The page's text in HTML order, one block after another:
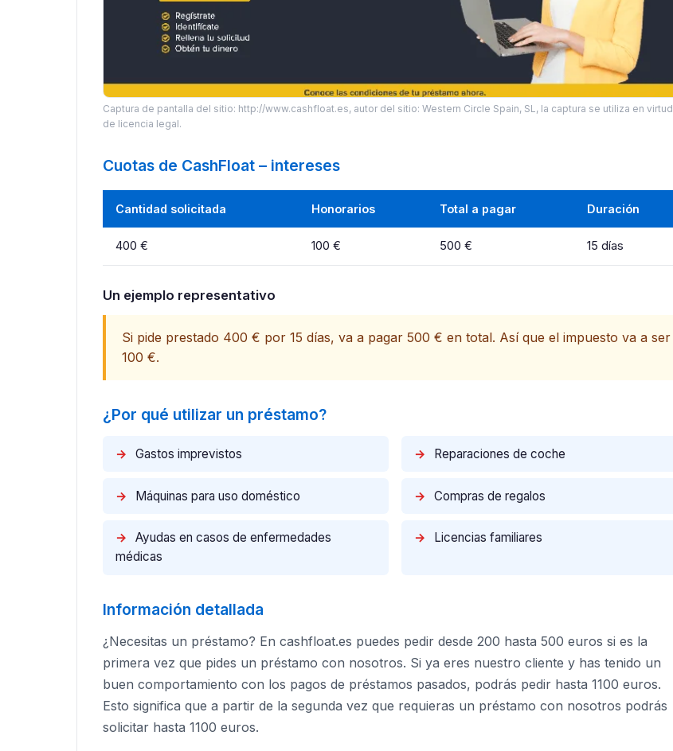
Captura de pantalla del sitio: http://www.cashfloat.es, autor del sitio: Western Circle Spain, SL, la captura se utiliza en virtud
de licencia legal.
Cuotas de CashFloat – intereses
Cantidad solicitada Honorarios Total a pagar Duración
400 € 100 € 500 € 15 días
Un ejemplo representativo
Si pide prestado 400 € por 15 días, va a pagar 500 € en total. Así que el impuesto va a ser
100 €.​
¿Por qué utilizar un préstamo?
→ Gastos imprevistos → Reparaciones de coche
→ Máquinas para uso doméstico → Compras de regalos
→
Ayudas en casos de enfermedades
médicas
→ Licencias familiares
Información detallada
¿Necesitas un préstamo? En cashfloat.es puedes pedir desde 200 hasta 500 euros si es la
primera vez que pides un préstamo con nosotros. Si ya eres nuestro cliente y has tenido un
buen comportamiento con los pagos de préstamos pasados, podrás pedir hasta 1100 euros.
Esto significa que a partir de la segunda vez que requieras un préstamo con nosotros podrás
solicitar hasta 1100 euros.